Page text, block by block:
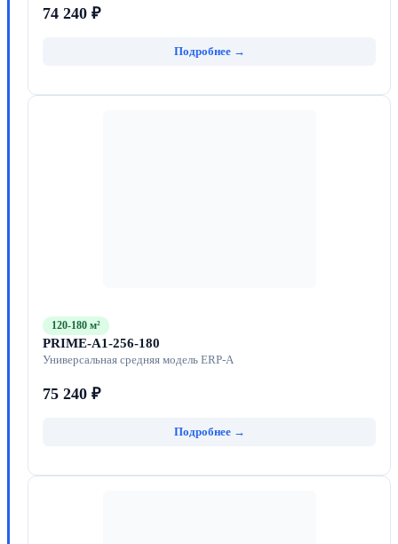
74 240 ₽
Подробнее →
120-180 м²
PRIME-A1-256-180
Универсальная средняя модель ERP-A
75 240 ₽
Подробнее →